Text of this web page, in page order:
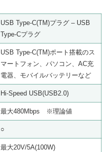
USB Type-C(TM)プラグ – USB
Type-Cプラグ
USB Type-C(TM)ポート搭載のス
マートフォン、パソコン、AC充
電器、モバイルバッテリーなど
Hi-Speed USB(USB2.0)
最大480Mbps ※理論値
○
最大20V/5A(100W)